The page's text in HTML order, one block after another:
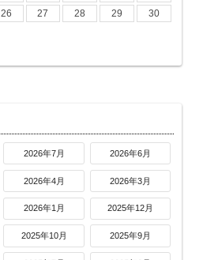
26 27 28 29
30
2026年7月 2026年6月
2026年4月 2026年3月
2026年1月 2025年12月
2025年10月 2025年9月